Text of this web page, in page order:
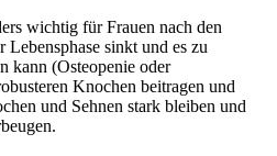
wichtig für Frauen nach den
Lebensphase sinkt und es zu
kann (Osteopenie oder
Knochen beitragen und
und Sehnen stark bleiben und